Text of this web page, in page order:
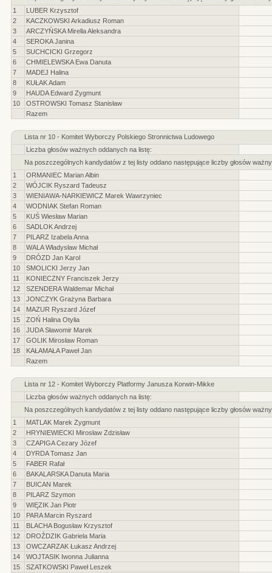
1
LUBER Krzysztof
2
KACZKOWSKI Arkadiusz Roman
3
ARCZYŃSKA Mirella Aleksandra
4
SEROKA Janina
5
SUCHCICKI Grzegorz
6
CHMIELEWSKA Ewa Danuta
7
MADEJ Halina
8
KUŁAK Adam
9
HAUDA Edward Zygmunt
10
OSTROWSKI Tomasz Stanisław
Razem
Lista nr 10 - Komitet Wyborczy Polskiego Stronnictwa Ludowego
Liczba głosów ważnych oddanych na listę:
Na poszczególnych kandydatów z tej listy oddano następujące liczby głosów
1
ORMANIEC Marian Albin
2
WÓJCIK Ryszard Tadeusz
3
WIENIAWA-NARKIEWICZ Marek Wawrzyniec
4
WODNIAK Stefan Roman
5
KUŚ Wiesław Marian
6
SADLOK Andrzej
7
PILARZ Izabela Anna
8
WALA Władysław Michał
9
DRÓZD Jan Karol
10
SMOLICKI Jerzy Jan
11
KONIECZNY Franciszek Jerzy
12
SZENDERA Waldemar Michał
13
JONCZYK Grażyna Barbara
14
MAZUR Ryszard Józef
15
ZOŃ Halina Otylia
16
JUDA Sławomir Marek
17
GOLIK Mirosław Roman
18
KAŁAMAŁA Paweł Jan
Razem
Lista nr 12 - Komitet Wyborczy Platformy Janusza Korwin-Mikke
Liczba głosów ważnych oddanych na listę:
Na poszczególnych kandydatów z tej listy oddano następujące liczby głosów
1
MATLAK Marek Zygmunt
2
HRYNIEWIECKI Mirosław Zdzisław
3
CZAPIGA Cezary Józef
4
DYRDA Tomasz Jan
5
FABER Rafał
6
BAKALARSKA Danuta Maria
7
BUICAN Marek
8
PILARZ Szymon
9
WIĘZIK Jan Piotr
10
PARA Marcin Ryszard
11
BLACHA Bogusław Krzysztof
12
DROŹDZIK Gabriela Maria
13
OWCZARZAK Łukasz Andrzej
14
WOJTASIK Iwonna Julianna
15
SZATKOWSKI Paweł Leszek